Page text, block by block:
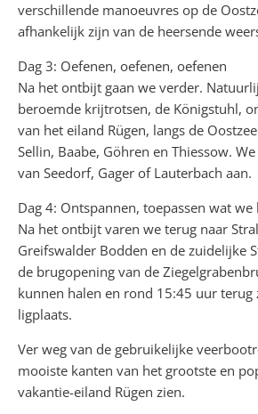
verschillende manoeuvres op de
afhankelijk zijn van de heersende
Dag 3: Oefenen, oefenen, oefenen
Na het ontbijt gaan we verder.
beroemde krijtrotsen, de Königstuhl,
van het eiland Rügen, langs de
Sellin, Baabe, Göhren en Thiessow.
van Seedorf, Gager of Lauterbach aan.
Dag 4: Ontspannen, toepassen wat we
Na het ontbijt varen we terug naar
Greifswalder Bodden en de zuidelijke
de brugopening van de
kunnen halen en rond 15:45 uur terug
ligplaats.
Ver weg van de gebruikelijke
mooiste kanten van het grootste en
vakantie-eiland Rügen zien.